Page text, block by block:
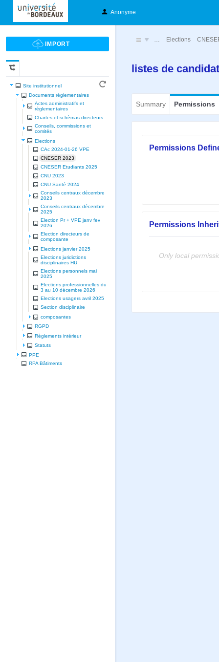
Anonyme
Site institutionnel
Documents réglementaires
Actes administratifs et
réglementaires
Chartes et schèmas directeurs
Conseils, commissions et
comités
Elections
CAc 2024-01-26 VPE
CNESER 2023
CNESER Etudiants 2025
CNU 2023
CNU Santé 2024
Conseils centraux décembre
2023
Conseils centraux décembre
2025
Election Pr + VPE janv fev
2026
Election directeurs de
composante
Elections janvier 2025
Elections juridictions
disciplinaires HU
Elections personnels mai
2025
Elections professionnelles du
3 au 10 décembre 2026
Elections usagers avril 2025
Section disciplinaire
composantes
RGPD
Règlements intérieur
Statuts
PPE
RPA Bâtiments
… Elections
listes de
Summary Permissions
Permissions
Permissions
Only local